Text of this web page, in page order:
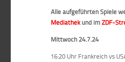
Alle aufgeführten Spiele
Mediathekund imZDF-
Mittwoch 24.7.24
16:20 Uhr Frankreich vs